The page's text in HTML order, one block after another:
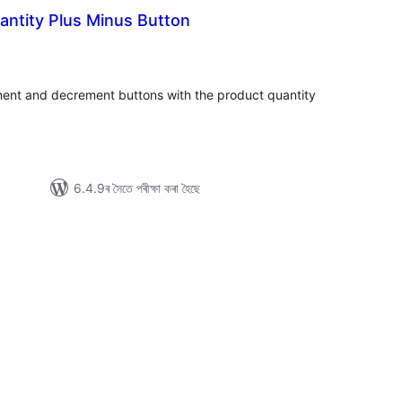
Plus Minus Button
and decrement buttons with the product quantity
6.4.9ৰ সৈতে পৰীক্ষা কৰা হৈছে